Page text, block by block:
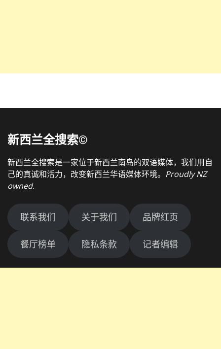
新西兰全搜索©
新西兰全搜索是一家位于新西兰南岛的双语媒体，我们用自
己的真诚和活力，改变新西兰华语媒体环境。 Proudly NZ
owned.
联系我们 关于我们 品牌红页
餐厅榜单 隐私条款 记者编辑